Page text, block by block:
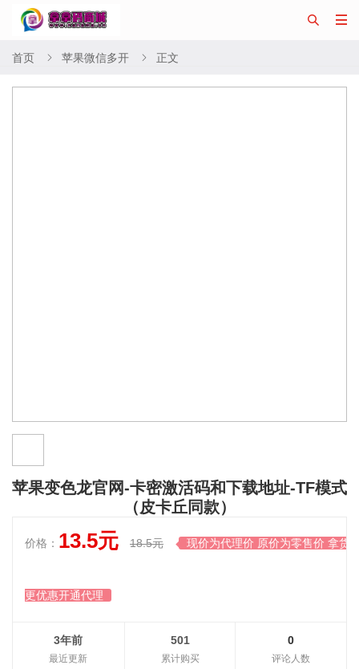


首页  苹果微信多开  正文
苹果变色龙官网-卡密激活码和下载地址-TF模式
（皮卡丘同款）
价格： 13.5元 18.5元  现价为代理价 原价为零售价 拿货
更优惠开通代理
0
评论人数
501
累计购买
3年前
最近更新